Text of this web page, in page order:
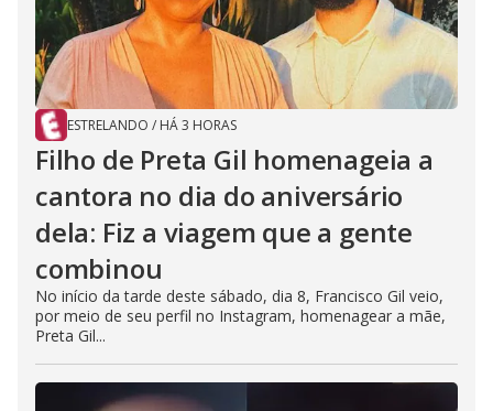
ESTRELANDO / HÁ 3 HORAS
Filho de Preta Gil homenageia a
cantora no dia do aniversário
dela: Fiz a viagem que a gente
combinou
No início da tarde deste sábado, dia 8, Francisco Gil veio,
por meio de seu perfil no Instagram, homenagear a mãe,
Preta Gil...